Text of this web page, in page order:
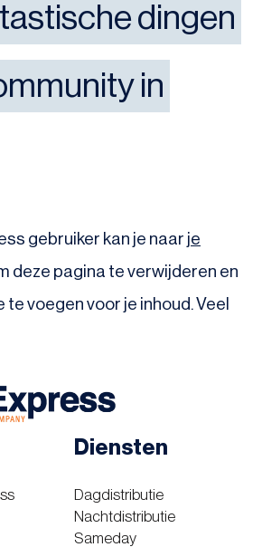
dingen
in
gebruiker kan je naar je
deze pagina te verwijderen en
te voegen voor je inhoud. Veel
Diensten
Dagdistributie
Nachtdistributie
Sameday